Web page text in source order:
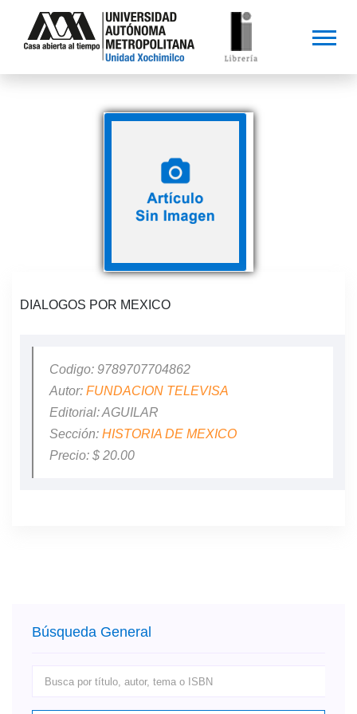
DIALOGOS POR MEXICO
Codigo: 9789707704862
Autor: FUNDACION TELEVISA
Editorial: AGUILAR
Sección: HISTORIA DE MEXICO
Precio: $ 20.00
Búsqueda General